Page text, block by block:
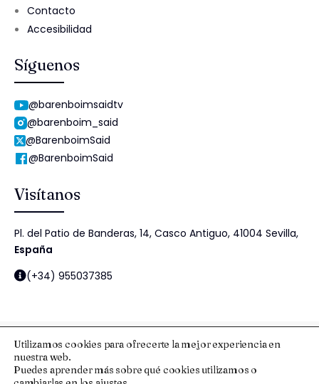
Contacto
Accesibilidad
Síguenos
@barenboimsaidtv
@barenboim_said
@BarenboimSaid
@BarenboimSaid
Visítanos
Pl. del Patio de Banderas, 14, Casco Antiguo, 41004 Sevilla,
España
(+34) 955037385
© 2025 Fundación Barenboim-Said
Utilizamos cookies para ofrecerte la mejor experiencia en
nuestra web.
Puedes aprender más sobre qué cookies utilizamos o